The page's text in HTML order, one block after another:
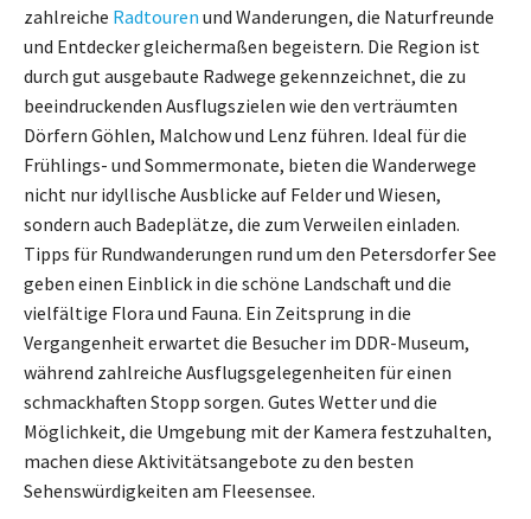
zahlreiche Radtouren und Wanderungen, die Naturfreunde
und Entdecker gleichermaßen begeistern. Die Region ist
durch gut ausgebaute Radwege gekennzeichnet, die zu
beeindruckenden Ausflugszielen wie den verträumten
Dörfern Göhlen, Malchow und Lenz führen. Ideal für die
Frühlings- und Sommermonate, bieten die Wanderwege
nicht nur idyllische Ausblicke auf Felder und Wiesen,
sondern auch Badeplätze, die zum Verweilen einladen.
Tipps für Rundwanderungen rund um den Petersdorfer See
geben einen Einblick in die schöne Landschaft und die
vielfältige Flora und Fauna. Ein Zeitsprung in die
Vergangenheit erwartet die Besucher im DDR-Museum,
während zahlreiche Ausflugsgelegenheiten für einen
schmackhaften Stopp sorgen. Gutes Wetter und die
Möglichkeit, die Umgebung mit der Kamera festzuhalten,
machen diese Aktivitätsangebote zu den besten
Sehenswürdigkeiten am Fleesensee.